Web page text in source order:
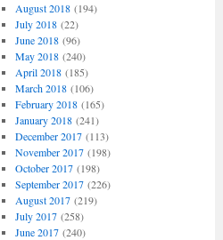
August 2018(194)
July 2018(22)
June 2018(96)
May 2018(240)
April 2018(185)
March 2018(106)
February 2018(165)
January 2018(241)
December 2017(113)
November 2017(198)
October 2017(198)
September 2017(226)
August 2017(219)
July 2017(258)
June 2017(240)